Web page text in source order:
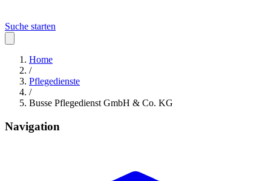
Suche starten
Home
/
Pflegedienste
/
Busse Pflegedienst GmbH & Co. KG
Navigation